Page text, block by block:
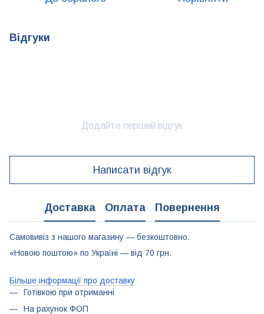
Відгуки
Додайте перший відгук
Написати відгук
Доставка Оплата Повернення
Самовивіз з нашого магазину — безкоштовно.
«Новою поштою» по Україні — від 70 грн.
Більше інформації про доставку
Готівкою при отриманні
На рахунок ФОП